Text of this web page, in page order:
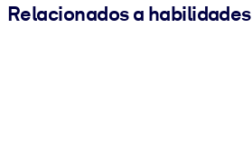
Relacionados a habilidades